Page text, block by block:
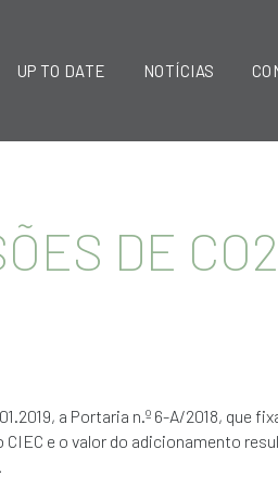
UP TO DATE NOTÍCIAS
DE CO2
a Portaria n.º 6-A/2018, que
e o valor do adicionamento